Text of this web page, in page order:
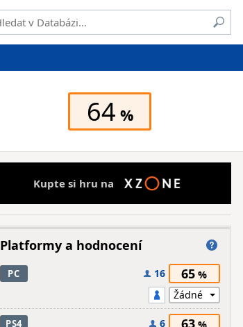
64
Kupte si hru na
Platformy a hodnocení
PC 16 65
PS4 6 63